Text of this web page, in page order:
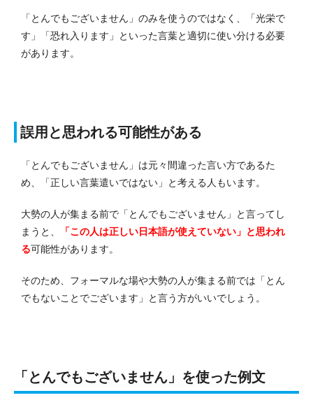
「とんでもございません」のみを使うのではなく、「光栄で
す」「恐れ入ります」といった言葉と適切に使い分ける必要
があります。
誤用と思われる可能性がある
「とんでもございません」は元々間違った言い方であるた
め、「正しい言葉遣いではない」と考える人もいます。
大勢の人が集まる前で「とんでもございません」と言ってし
まうと、
「この人は正しい日本語が使えていない」と思われ
る可能性があります。
そのため、フォーマルな場や大勢の人が集まる前では「とん
でもないことでございます」と言う方がいいでしょう。
「とんでもございません」を使った例文